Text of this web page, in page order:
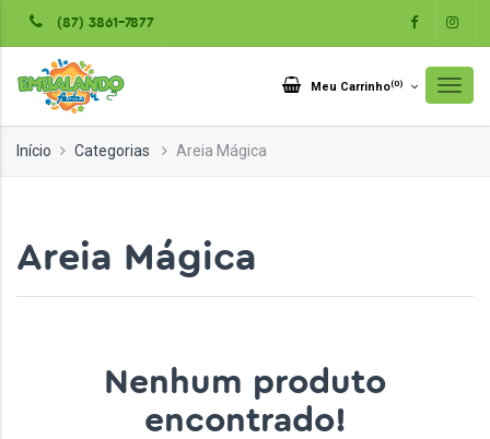
(87) 3861-7877
Meu Carrinho(0)
Início Categorias Areia Mágica
Areia Mágica
Nenhum produto
encontrado!